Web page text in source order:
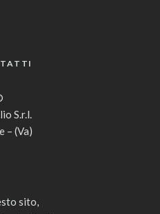
S.r.l.
– (Va)
sito,